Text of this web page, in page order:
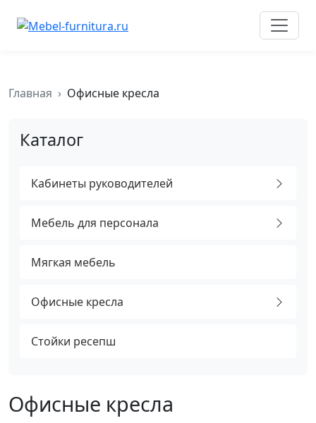
содержимому
Главная Офисные кресла
Каталог
Кабинеты руководителей
Мебель для персонала
Мягкая мебель
Офисные кресла
Стойки ресепш
Офисные кресла